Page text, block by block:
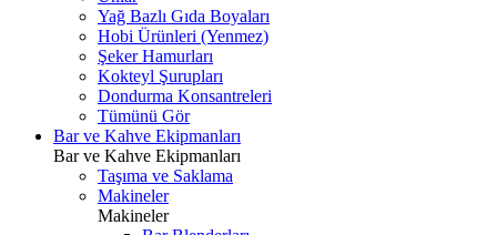
Yağ Bazlı Gıda Boyaları
Hobi Ürünleri (Yenmez)
Şeker Hamurları
Kokteyl Şurupları
Dondurma Konsantreleri
Tümünü Gör
Bar ve Kahve Ekipmanları
Bar ve Kahve Ekipmanları
Taşıma ve Saklama
Makineler
Makineler